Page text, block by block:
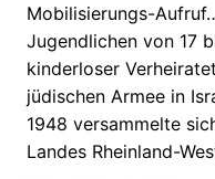
Mobilisierungs-
Jugendlichen von 17
kinderloser
jüdischen Armee in
1948 versammelte
Landes Rheinland-